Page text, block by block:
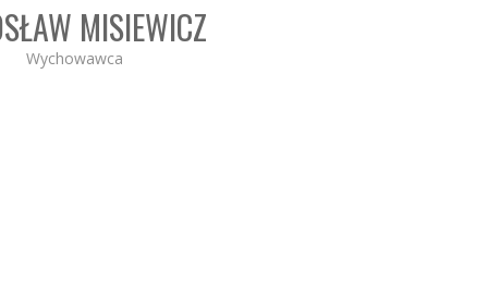
MISIEWICZ
Wychowawca